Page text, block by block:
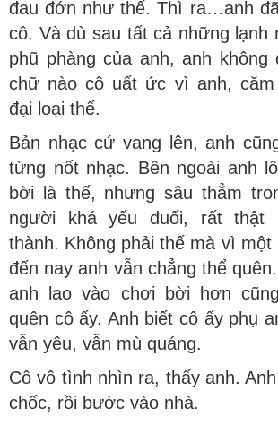
đau đớn như thế. Thì ra…anh
cô. Và dù sau tất cả những lạnh
phũ phàng của anh, anh
chữ nào cô uất ức vì anh, căm
đại loại thế.
Bản nhạc cứ vang lên, anh
từng nốt nhạc. Bên ngoài anh
bời là thế, nhưng sâu thẳm
người khá yếu đuối, rất thật
thành. Không phải thế mà vì một
đến nay anh vẫn chẳng thể
anh lao vào chơi bời hơn
quên cô ấy. Anh biết cô ấy phụ
vẫn yêu, vẫn mù quáng.
Cô vô tình nhìn ra, thấy anh.
chốc, rồi bước vào nhà.